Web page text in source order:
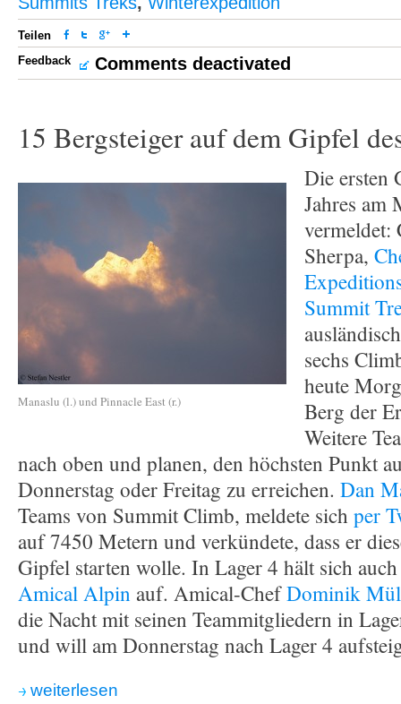
Teilen
Feedback
Comments deactivated
15 Bergsteiger auf dem Gipfel
Manaslu (l.) und Pinnacle East (r.)
Die ersten
Jahres am
vermeldet:
Sherpa,
Summit
sechs
heute
Berg der
Weitere
nach oben und planen, den höchsten Punkt
Donnerstag oder Freitag zu erreichen. Dan
Teams von Summit Climb, meldete sich per
auf 7450 Metern und verkündete, dass er
Gipfel starten wolle. In Lager 4 hält sich
Amical Alpin auf. Amical-ChefDominik
die Nacht mit seinen Teammitgliedern in
und will am Donnerstag nach Lager 4
weiterlesen